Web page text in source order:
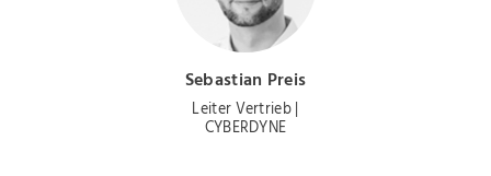
Sebastian Preis
Leiter Vertrieb |
CYBERDYNE